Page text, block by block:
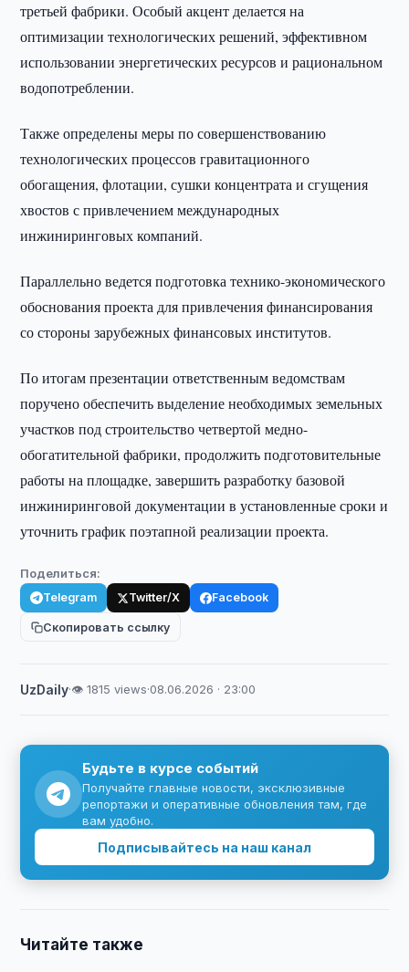
третьей фабрики. Особый акцент делается на
оптимизации технологических решений, эффективном
использовании энергетических ресурсов и рациональном
водопотреблении.
Также определены меры по совершенствованию
технологических процессов гравитационного
обогащения, флотации, сушки концентрата и сгущения
хвостов с привлечением международных
инжиниринговых компаний.
Параллельно ведется подготовка технико-экономического
обоснования проекта для привлечения финансирования
со стороны зарубежных финансовых институтов.
По итогам презентации ответственным ведомствам
поручено обеспечить выделение необходимых земельных
участков под строительство четвертой медно-
обогатительной фабрики, продолжить подготовительные
работы на площадке, завершить разработку базовой
инжиниринговой документации в установленные сроки и
уточнить график поэтапной реализации проекта.
Поделиться:
Telegram Twitter/X Facebook
Скопировать ссылку
UzDaily·👁 1815 views·08.06.2026 · 23:00
Будьте в курсе событий
Получайте главные новости, эксклюзивные
репортажи и оперативные обновления там, где
вам удобно.
Подписывайтесь на наш канал
Читайте также